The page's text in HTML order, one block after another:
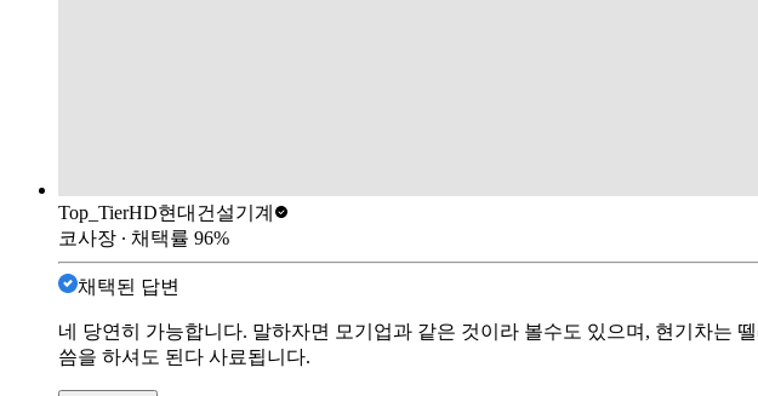
Top_TierHD현대건설기계
코사장 ∙ 채택률 96%
채택된 답변
네 당연히 가능합니다. 말하자면 모기업과 같은 것이라 볼수도 있으며, 현기차는
씀을 하셔도 된다 사료됩니다.